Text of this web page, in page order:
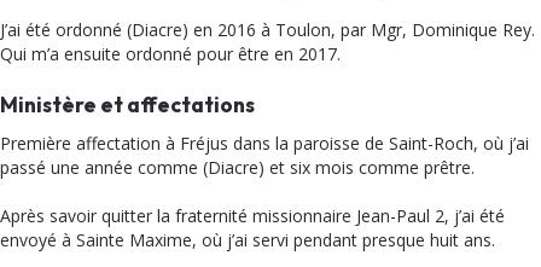
J’ai été ordonné (Diacre) en 2016 à Toulon, par Mgr, Dominique Rey.
Qui m’a ensuite ordonné pour être en 2017.
Ministère et affectations
Première affectation à Fréjus dans la paroisse de Saint-Roch, où j’ai
passé une année comme (Diacre) et six mois comme prêtre.
Après savoir quitter la fraternité missionnaire Jean-Paul 2, j’ai été
envoyé à Sainte Maxime, où j’ai servi pendant presque huit ans.